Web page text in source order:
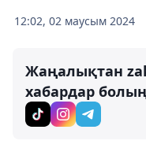
12:02, 02 маусым 2024
Жаңалықтан
хабардар